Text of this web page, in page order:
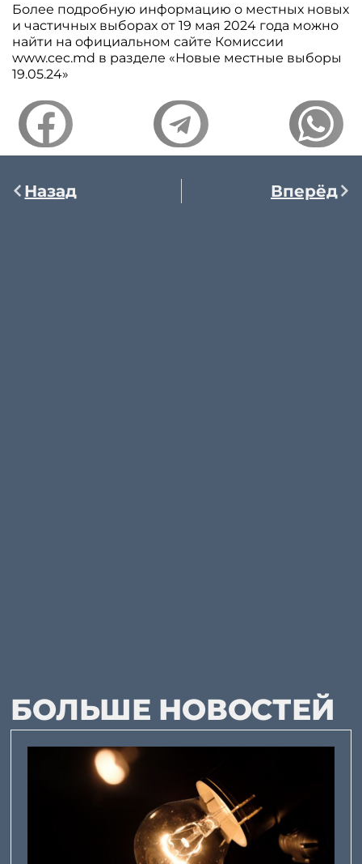
Более подробную информацию о местных новых
и частичных выборах от 19 мая 2024 года можно
найти на официальном сайте Комиссии
www.cec.md в разделе «Новые местные выборы
19.05.24»
Назад Вперёд
БОЛЬШЕ НОВОСТЕЙ